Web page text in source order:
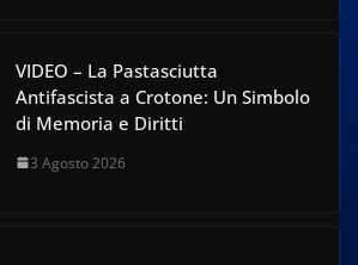
VIDEO – La Pastasciutta
Antifascista a Crotone: Un Simbolo
di Memoria e Diritti
3 Agosto 2026